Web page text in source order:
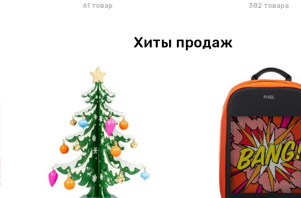
61 товар 382 товара
Хиты продаж